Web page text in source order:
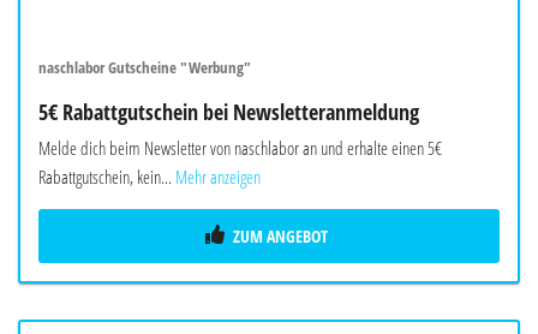
naschlabor Gutscheine "Werbung"
5€ Rabattgutschein bei Newsletteranmeldung
Melde dich beim Newsletter von naschlabor an und erhalte einen 5€
Rabattgutschein, kein... Mehr anzeigen
ZUM ANGEBOT